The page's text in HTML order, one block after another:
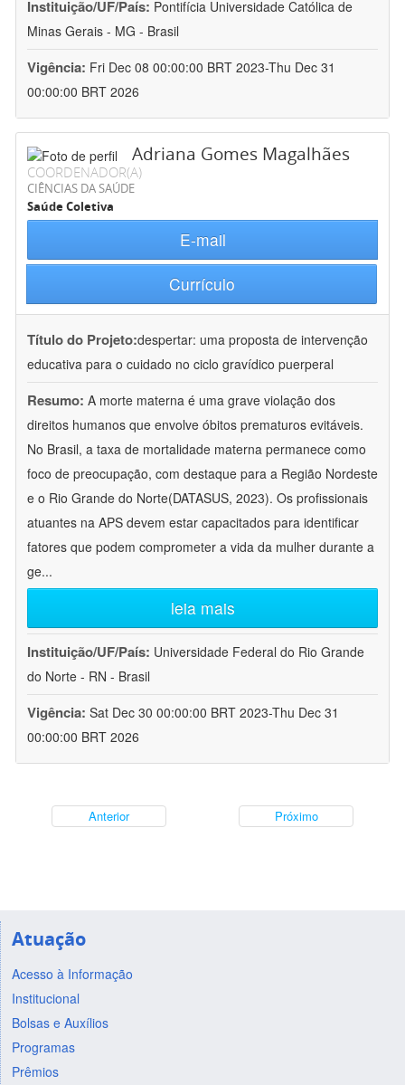
Instituição/UF/País: Pontifícia Universidade Católica de
Minas Gerais - MG - Brasil
Vigência: Fri Dec 08 00:00:00 BRT 2023-Thu Dec 31
00:00:00 BRT 2026
Adriana Gomes Magalhães
COORDENADOR(A)
CIÊNCIAS DA SAÚDE
Saúde Coletiva
E-mail
Currículo
Título do Projeto:despertar: uma proposta de intervenção
educativa para o cuidado no ciclo gravídico puerperal
Resumo: A morte materna é uma grave violação dos
direitos humanos que envolve óbitos prematuros evitáveis.
No Brasil, a taxa de mortalidade materna permanece como
foco de preocupação, com destaque para a Região Nordeste
e o Rio Grande do Norte(DATASUS, 2023). Os profissionais
atuantes na APS devem estar capacitados para identificar
fatores que podem comprometer a vida da mulher durante a
ge...
leia mais
Instituição/UF/País: Universidade Federal do Rio Grande
do Norte - RN - Brasil
Vigência: Sat Dec 30 00:00:00 BRT 2023-Thu Dec 31
00:00:00 BRT 2026
Anterior Próximo
Atuação
Acesso à Informação
Institucional
Bolsas e Auxílios
Programas
Prêmios